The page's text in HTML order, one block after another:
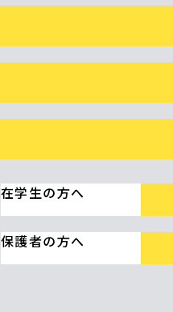
在学生の方へ
保護者の方へ